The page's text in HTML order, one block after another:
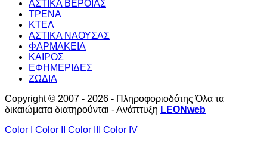
ΑΣΤΙΚΑ ΒΕΡΟΙΑΣ
ΤΡΕΝΑ
ΚΤΕΛ
ΑΣΤΙΚΑ ΝΑΟΥΣΑΣ
ΦΑΡΜΑΚΕΙΑ
ΚΑΙΡΟΣ
ΕΦΗΜΕΡΙΔΕΣ
ΖΩΔΙΑ
Copyright © 2007 - 2026 - Πληροφοριοδότης Όλα τα
δικαιώματα διατηρούνται - Ανάπτυξη LEONweb
Color I
Color II Color III Color IV